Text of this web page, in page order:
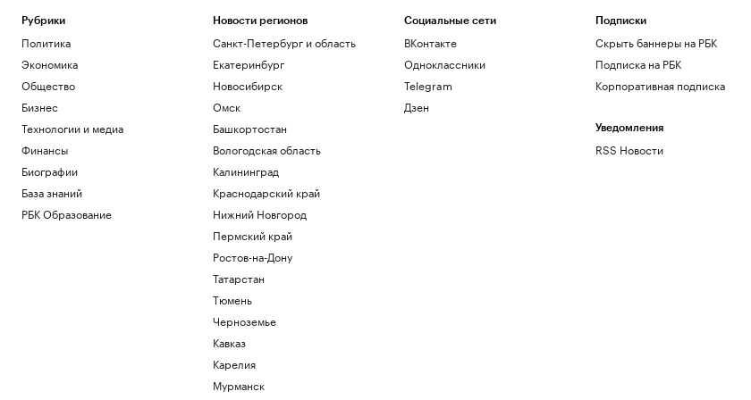
Рубрики
Политика
Экономика
Общество
Бизнес
Технологии и медиа
Финансы
Биографии
База знаний
РБК Образование
Новости регионов
Санкт-Петербург и область
Екатеринбург
Новосибирск
Омск
Башкортостан
Вологодская область
Калининград
Краснодарский край
Нижний Новгород
Пермский край
Ростов-на-Дону
Татарстан
Тюмень
Черноземье
Кавказ
Карелия
Мурманск
Социальные сети
ВКонтакте
Одноклассники
Telegram
Дзен
Подписки
Скрыть баннеры на РБК
Подписка на РБК
Корпоративная подписка
Уведомления
RSS Новости